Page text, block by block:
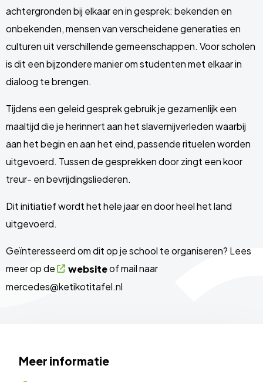
achtergronden bij elkaar en in gesprek: bekenden en
onbekenden, mensen van verscheidene generaties en
culturen uit verschillende gemeenschappen. Voor scholen
is dit een bijzondere manier om studenten met elkaar in
dialoog te brengen.
​Tijdens een geleid gesprek gebruik je gezamenlijk een
maaltijd die je herinnert aan het slavernijverleden waarbij
aan het begin en aan het eind, passende rituelen worden
uitgevoerd. Tussen de gesprekken door zingt een koor
treur- en bevrijdingsliederen.
Dit initiatief wordt het hele jaar en door heel het land
uitgevoerd.
Geïnteresseerd om dit op je school te organiseren? Lees
meer op de
websiteof mail naar
mercedes@ketikotitafel.nl
Meer informatie